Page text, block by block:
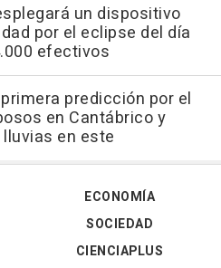
un dispositivo
por el eclipse del día
efectivos
predicción por el
en Cantábrico y
en este
ECONOMÍA
SOCIEDAD
CIENCIAPLUS